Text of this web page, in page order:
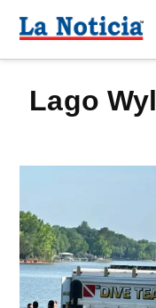
Para mantenerte
contenido
lago